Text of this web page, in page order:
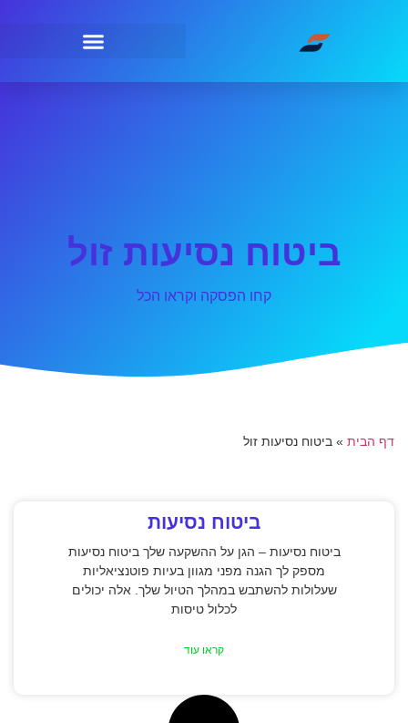
ביטוח נסיעות זול
קחו הפסקה וקראו הכל
דף הבית » ביטוח נסיעות זול
ביטוח נסיעות
ביטוח נסיעות – הגן על ההשקעה שלך ביטוח נסיעות
מספק לך הגנה מפני מגוון בעיות פוטנציאליות
שעלולות להשתבש במהלך הטיול שלך. אלה יכולים
לכלול טיסות
קראו עוד